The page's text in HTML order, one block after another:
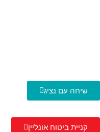
שיחה עם נציג
קניית ביטוח אונליין